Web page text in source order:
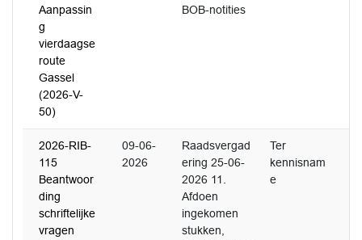
Aanpassin
g
vierdaagse
route
Gassel
(2026-V-
50)
BOB-notities
2026-RIB-
115
Beantwoor
ding
schriftelijke
vragen
09-06-
2026
Raadsvergad
ering 25-06-
2026 11.
Afdoen
ingekomen
stukken,
Ter
kennisnam
e